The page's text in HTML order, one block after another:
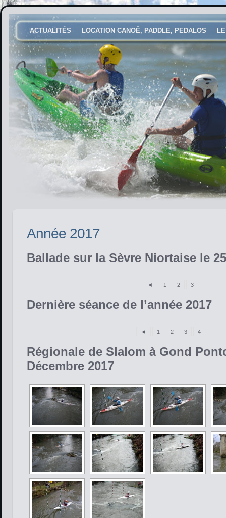
ACTUALITÉS LOCATION CANOË, PADDLE, PEDALOS
Année 2017
Ballade sur la Sèvre Niortaise le
◄ 1 2 3
Dernière séance de l’année 2017
◄ 1 2 3 4
Régionale de Slalom à Gond
Décembre 2017